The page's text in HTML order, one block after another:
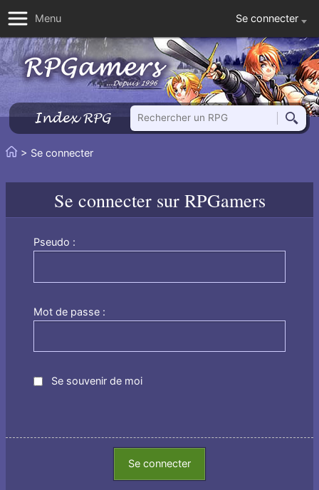
Menu Se connecter
Index RPG
Rechercher un RPG
Vous> Se connecter
Se connecter sur RPGamers
Pseudo :
Mot de passe :
Se souvenir de moi
Se connecter